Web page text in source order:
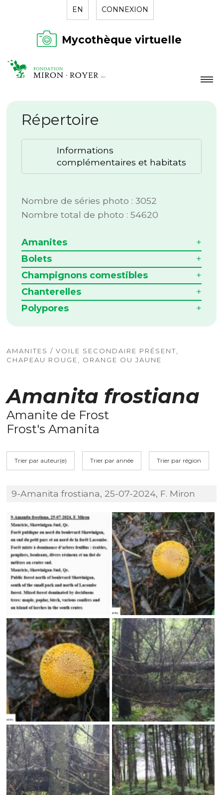
EN CONNEXION
Mycothèque virtuelle
LA FONDATION
NOUVELLES
RÉPERTOIRE
Répertoire
Informations
complémentaires et habitats
Nombre de séries photo : 3052
Nombre total de photo : 54620
Amanites
Bolets
Champignons comestibles
Chanterelles
Polypores
AMANITES / VOILE SECONDAIRE PRÉSENT,
CHAPEAU ROUGE, ORANGE OU JAUNE
Amanita frostiana
Amanite de Frost
Frost's Amanita
Trier par auteur(e) Trier par année Trier par région
9-Amanita frostiana, 25-07-2024, F. Miron